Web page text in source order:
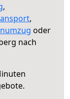
,
,
oder
nach